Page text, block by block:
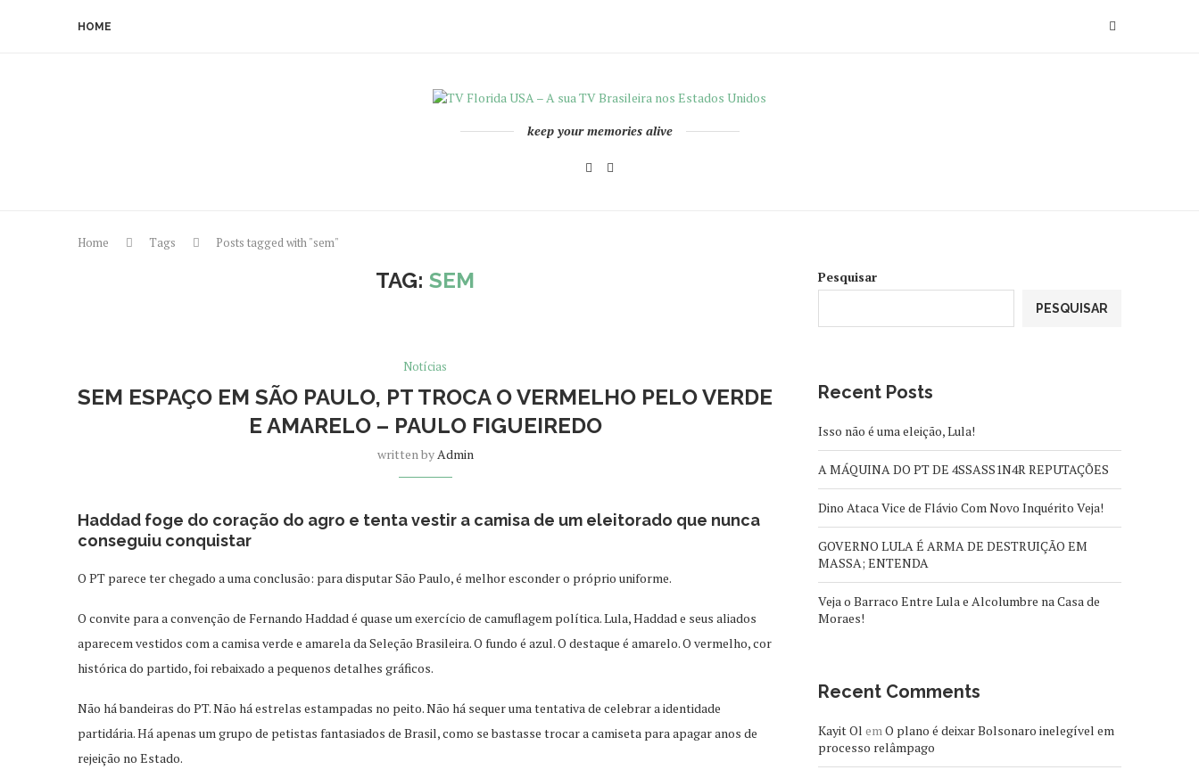
HOME
keep your memories alive
Home Tags Posts tagged with "sem"
TAG:SEM
Notícias
SEM ESPAÇO EM SÃO PAULO, PT TROCA O VERMELHO PELO VERDE
E AMARELO – PAULO FIGUEIREDO
written byAdmin
Haddad foge do coração do agro e tenta vestir a camisa de um eleitorado que nunca
conseguiu conquistar
O PT parece ter chegado a uma conclusão: para disputar São Paulo, é melhor esconder o próprio uniforme.
O convite para a convenção de Fernando Haddad é quase um exercício de camuflagem política. Lula, Haddad e seus aliados
aparecem vestidos com a camisa verde e amarela da Seleção Brasileira. O fundo é azul. O destaque é amarelo. O vermelho, cor
histórica do partido, foi rebaixado a pequenos detalhes gráficos.
Não há bandeiras do PT. Não há estrelas estampadas no peito. Não há sequer uma tentativa de celebrar a identidade
partidária. Há apenas um grupo de petistas fantasiados de Brasil, como se bastasse trocar a camiseta para apagar anos de
rejeição no Estado.
Pesquisar
PESQUISAR
Recent Posts
Isso não é uma eleição, Lula!
A MÁQUINA DO PT DE 4SSASS1N4R REPUTAÇÕES
Dino Ataca Vice de Flávio Com Novo Inquérito Veja!
GOVERNO LULA É ARMA DE DESTRUIÇÃO EM
MASSA; ENTENDA
Veja o Barraco Entre Lula e Alcolumbre na Casa de
Moraes!
Recent Comments
Kayit Ol emO plano é deixar Bolsonaro inelegível em
processo relâmpago